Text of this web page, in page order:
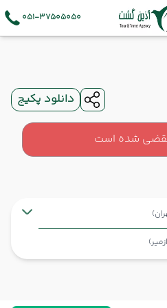
051-37505050
دانلود پکیج
شده است